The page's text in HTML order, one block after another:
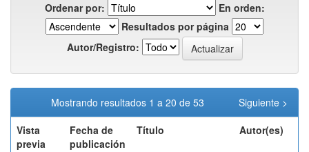
Ordenar por:
En orden:
Resultados por página
Autor/Registro:
Mostrando resultados 1 a 20 de 53
Siguiente >
Vista
previa
Fecha de
publicación
Título Autor(es)